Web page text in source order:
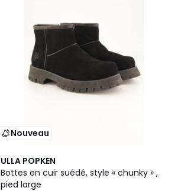
Nouveau
ULLA POPKEN
Bottes en cuir suédé, style « chunky » ,
pied large
2
Couleurs